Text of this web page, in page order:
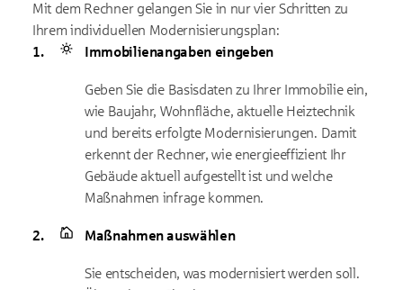
Mit dem Rechner gelangen Sie in nur vier Schritten zu
Ihrem individuellen Modernisierungsplan:
Immobilienangaben eingeben
Geben Sie die Basisdaten zu Ihrer Immobilie ein,
wie Baujahr, Wohnfläche, aktuelle Heiztechnik
und bereits erfolgte Modernisierungen. Damit
erkennt der Rechner, wie energieeffizient Ihr
Gebäude aktuell aufgestellt ist und welche
Maßnahmen infrage kommen.
Maßnahmen auswählen
Sie entscheiden, was modernisiert werden soll.